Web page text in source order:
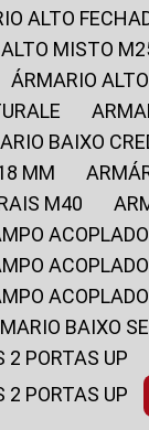
ALTO
ALTO MISTO
ÁRMARIO
BAIXO
MM
M40
BAIXO
2 PORTAS UP
2 PORTAS UP